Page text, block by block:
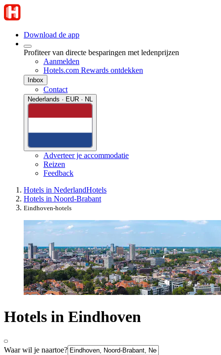
Download de app
Profiteer van directe besparingen met ledenprijzen
Aanmelden
Hotels.com Rewards ontdekken
Inbox
Contact
Nederlands · EUR · NL
Adverteer je accommodatie
Reizen
Feedback
Hotels in NederlandHotels
Hotels in Noord-Brabant
Eindhoven-hotels
Hotels in Eindhoven
Waar wil je naartoe?